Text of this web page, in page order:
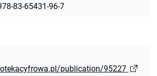
83-65431-96-7
publication/95227